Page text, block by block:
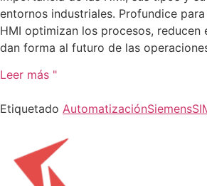
entornos industriales. Profundice
HMI optimizan los procesos, reducen
dan forma al futuro de las
Leer más "
Etiquetado AutomatizaciónSiemens